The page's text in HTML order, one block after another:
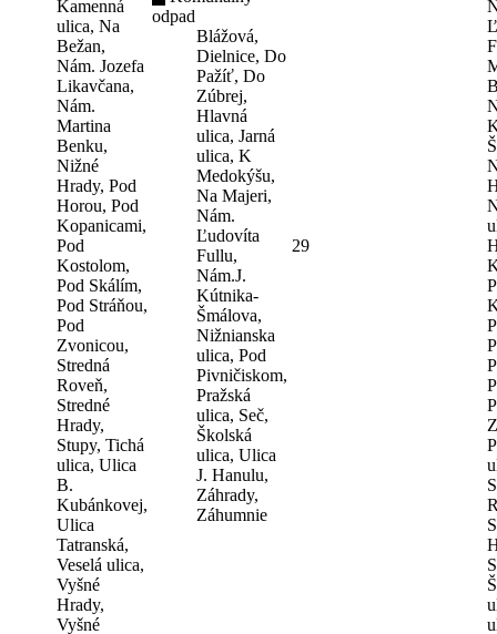
Kamenná
ulica, Na
Bežan,
Nám. Jozefa
Likavčana,
Nám.
Martina
Benku,
Nižné
Hrady, Pod
Horou, Pod
Kopanicami,
Pod
Kostolom,
Pod Skálím,
Pod Stráňou,
Pod
Zvonicou,
Stredná
Roveň,
Stredné
Hrady,
Stupy, Tichá
ulica, Ulica
B.
Kubánkovej,
Ulica
Tatranská,
Veselá ulica,
Vyšné
Hrady,
Vyšné
odpad
Blážová,
Dielnice, Do
Pažíť, Do
Zúbrej,
Hlavná
ulica, Jarná
ulica, K
Medokýšu,
Na Majeri,
Nám.
Ľudovíta
Fullu,
Nám.J.
Kútnika-
Šmálova,
Nižnianska
ulica, Pod
Pivničiskom,
Pražská
ulica, Seč,
Školská
ulica, Ulica
J. Hanulu,
Záhrady,
Záhumnie
29